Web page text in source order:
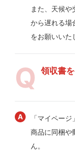
また、天候
から遅れる場
をお願いいた
領収書
「マイペー
商品に同梱や
ん。